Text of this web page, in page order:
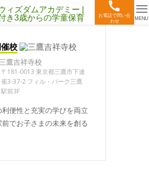
お電話で問い合
わせ
MENU
校
三鷹吉祥寺校
〒181-0013 東京都三鷹市下連
雀3-37-2 フィル・パーク三鷹
駅前3F
便性と充実の学びを両立
でお子さまの未来を創る